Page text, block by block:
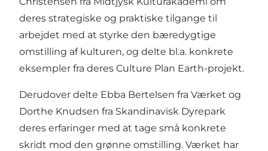
deres strategiske og praktiske tilgange til
arbejdet med at styrke den bæredygtige
omstilling af kulturen, og delte bl.a. konkrete
eksempler fra deres Culture Plan Earth-projekt.
Derudover delte Ebba Bertelsen fra Værket og
Dorthe Knudsen fra Skandinavisk Dyrepark
deres erfaringer med at tage små konkrete
skridt mod den grønne omstilling. Værket har